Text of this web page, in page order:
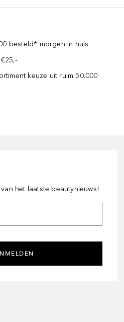
besteld* morgen in huis
keuze uit ruim 50.000
het laatste beautynieuws!